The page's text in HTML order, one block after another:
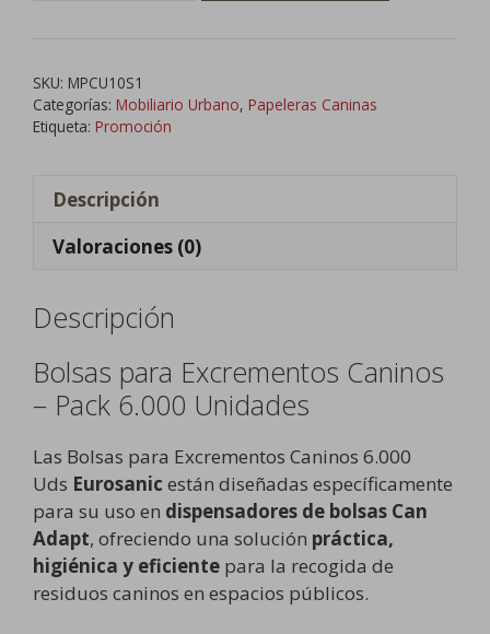
6.000
SKU: MPCU10S1
Categorías: Mobiliario Urbano, Papeleras Caninas
Etiqueta: Promoción
Descripción
Valoraciones (0)
Descripción
Bolsas para Excrementos Caninos
– Pack 6.000 Unidades
Las Bolsas para Excrementos Caninos 6.000
Uds Eurosanic están diseñadas específicamente
para su uso en dispensadores de bolsas Can
Adapt, ofreciendo una solución práctica,
higiénica y eficiente para la recogida de
residuos caninos en espacios públicos.